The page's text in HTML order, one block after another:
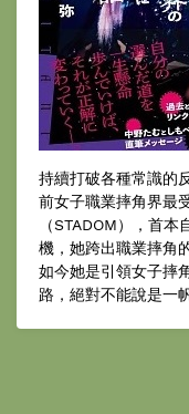
持續打破各種常識的
前女子職業摔角界
（STADOM），首
機，她跨出職業摔角
如今她是引領女子摔
路，絕對不能說是一